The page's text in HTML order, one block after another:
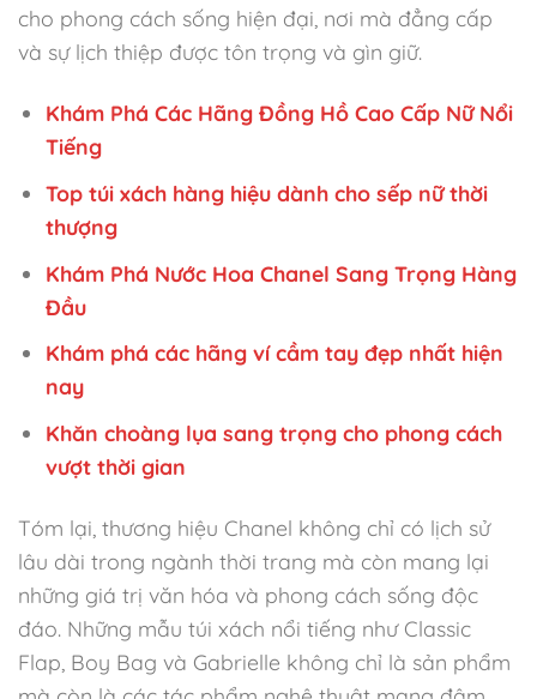
cho phong cách sống hiện đại, nơi mà đẳng cấp
và sự lịch thiệp được tôn trọng và gìn giữ.
Khám Phá Các Hãng Đồng Hồ Cao Cấp Nữ Nổi
Tiếng
Top túi xách hàng hiệu dành cho sếp nữ thời
thượng
Khám Phá Nước Hoa Chanel Sang Trọng Hàng
Đầu
Khám phá các hãng ví cầm tay đẹp nhất hiện
nay
Khăn choàng lụa sang trọng cho phong cách
vượt thời gian
Tóm lại, thương hiệu Chanel không chỉ có lịch sử
lâu dài trong ngành thời trang mà còn mang lại
những giá trị văn hóa và phong cách sống độc
đáo. Những mẫu túi xách nổi tiếng như Classic
Flap, Boy Bag và Gabrielle không chỉ là sản phẩm